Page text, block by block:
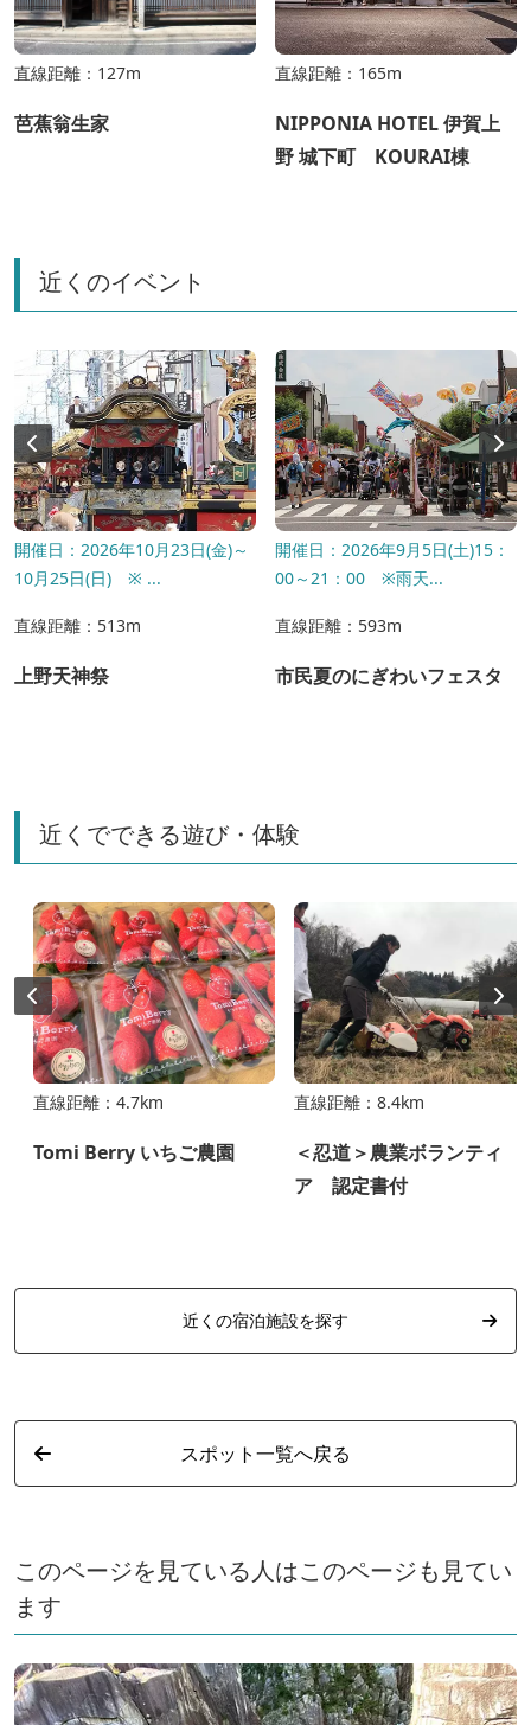
直線距離：127m
芭蕉翁生家
直線距離：165m
NIPPONIA HOTEL 伊賀上
野 城下町 KOURAI棟
近くのイベント
開催日：2026年10月23日(金)～
10月25日(日) ※ ...
直線距離：513m
上野天神祭
開催日：2026年9月5日(土)15：
00～21：00 ※雨天...
直線距離：593m
市民夏のにぎわいフェスタ
近くでできる遊び・体験
直線距離：4.7km
Tomi Berry いちご農園
直線距離：8.4km
＜忍道＞農業ボランティ
ア 認定書付
近くの宿泊施設を探す
スポット一覧へ戻る
このページを見ている人はこのページも見てい
ます